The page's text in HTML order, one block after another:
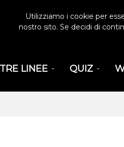
LINEE QUIZ
Utilizziamo i cookie per
nostro sito. Se decidi di